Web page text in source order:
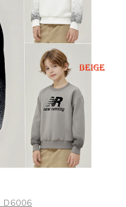
D6006